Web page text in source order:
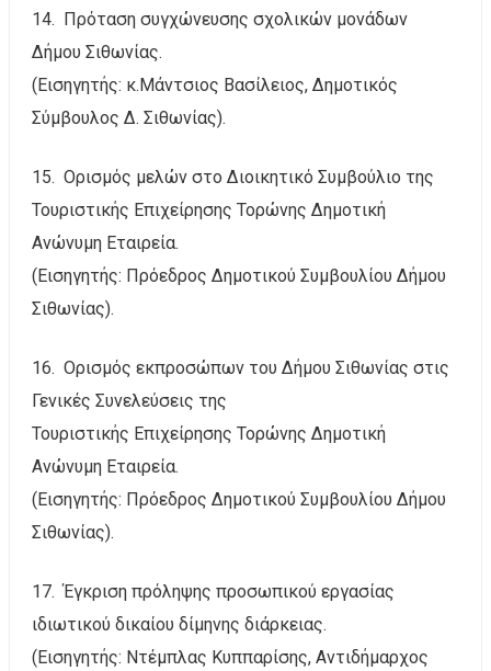
14. Πρόταση συγχώνευσης σχολικών μονάδων
Δήμου Σιθωνίας.
(Εισηγητής: κ.Μάντσιος Βασίλειος, Δημοτικός
Σύμβουλος Δ. Σιθωνίας).
15. Ορισμός μελών στο Διοικητικό Συμβούλιο της
Τουριστικής Επιχείρησης Τορώνης Δημοτική
Ανώνυμη Εταιρεία.
(Εισηγητής: Πρόεδρος Δημοτικού Συμβουλίου Δήμου
Σιθωνίας).
16. Ορισμός εκπροσώπων του Δήμου Σιθωνίας στις
Γενικές Συνελεύσεις της
Τουριστικής Επιχείρησης Τορώνης Δημοτική
Ανώνυμη Εταιρεία.
(Εισηγητής: Πρόεδρος Δημοτικού Συμβουλίου Δήμου
Σιθωνίας).
17. Έγκριση πρόληψης προσωπικού εργασίας
ιδιωτικού δικαίου δίμηνης διάρκειας.
(Εισηγητής: Ντέμπλας Κυππαρίσης, Αντιδήμαρχος